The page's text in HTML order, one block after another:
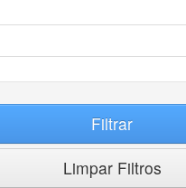
Filtrar
Limpar Filtros